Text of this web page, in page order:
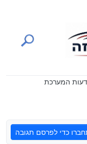
המערכת
כדי לפרסם תגובה